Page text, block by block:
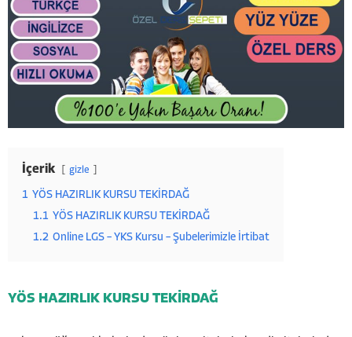
İçerik gizle
1 YÖS HAZIRLIK KURSU TEKİRDAĞ
1.1 YÖS HAZIRLIK KURSU TEKİRDAĞ
1.2 Online LGS – YKS Kursu – Şubelerimizle İrtibat
YÖS HAZIRLIK KURSU TEKİRDAĞ